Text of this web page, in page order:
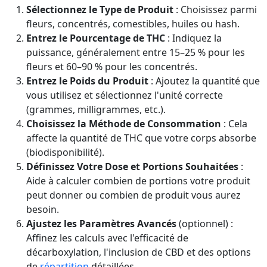
Sélectionnez le Type de Produit : Choisissez parmi
fleurs, concentrés, comestibles, huiles ou hash.
Entrez le Pourcentage de THC : Indiquez la
puissance, généralement entre 15–25 % pour les
fleurs et 60–90 % pour les concentrés.
Entrez le Poids du Produit : Ajoutez la quantité que
vous utilisez et sélectionnez l'unité correcte
(grammes, milligrammes, etc.).
Choisissez la Méthode de Consommation : Cela
affecte la quantité de THC que votre corps absorbe
(biodisponibilité).
Définissez Votre Dose et Portions Souhaitées :
Aide à calculer combien de portions votre produit
peut donner ou combien de produit vous aurez
besoin.
Ajustez les Paramètres Avancés(optionnel) :
Affinez les calculs avec l'efficacité de
décarboxylation, l'inclusion de CBD et des options